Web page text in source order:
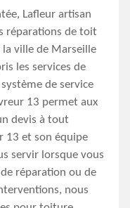
Lafleur artisan
réparations de toit
ville de Marseille
les services de
de service
13 permet aux
devis à tout
13 et son équipe
servir lorsque vous
réparation ou de
nous